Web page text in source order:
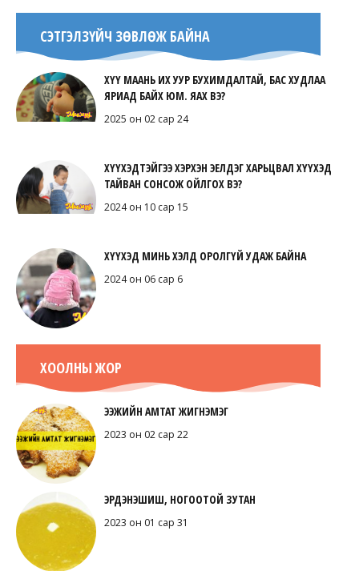
СЭТГЭЛЗҮЙЧ ЗӨВЛӨЖ БАЙНА
ХҮҮ МААНЬ ИХ УУР БУХИМДАЛТАЙ, БАС ХУДЛАА
ЯРИАД БАЙХ ЮМ. ЯАХ ВЭ?
2025 он 02 сар 24
ХҮҮХЭДТЭЙГЭЭ ХЭРХЭН ЭЕЛДЭГ ХАРЬЦВАЛ ХҮҮХЭД
ТАЙВАН СОНСОЖ ОЙЛГОХ ВЭ?
2024 он 10 сар 15
ХҮҮХЭД МИНЬ ХЭЛД ОРОЛГҮЙ УДАЖ БАЙНА
2024 он 06 сар 6
ХООЛНЫ ЖОР
ЭЭЖИЙН АМТАТ ЖИГНЭМЭГ
2023 он 02 сар 22
ЭРДЭНЭШИШ, НОГООТОЙ ЗУТАН
2023 он 01 сар 31